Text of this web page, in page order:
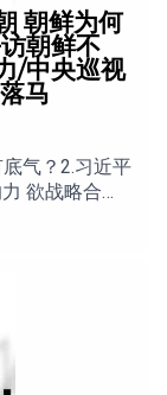
朝鲜为何
朝鲜不
/中央巡视
马
气？2.习近平
欲战略合作
官员同日落
回街头5.中国
级 罚单加重6
还在吗？